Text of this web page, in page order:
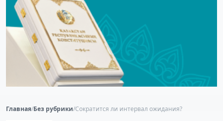
Главная/Без рубрики/Сократится ли интервал ожидания?